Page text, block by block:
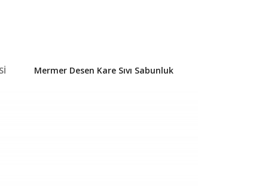
Mermer Desen Kare Sıvı Sabunluk